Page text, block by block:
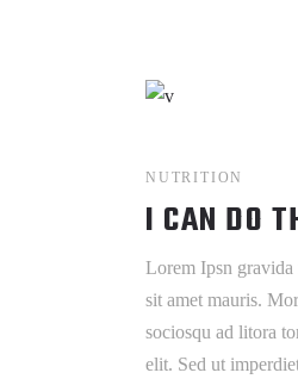
NUTRITION
I CAN DO
Lorem Ipsn gravida
sit amet mauris.
sociosqu ad litora
elit. Sed ut